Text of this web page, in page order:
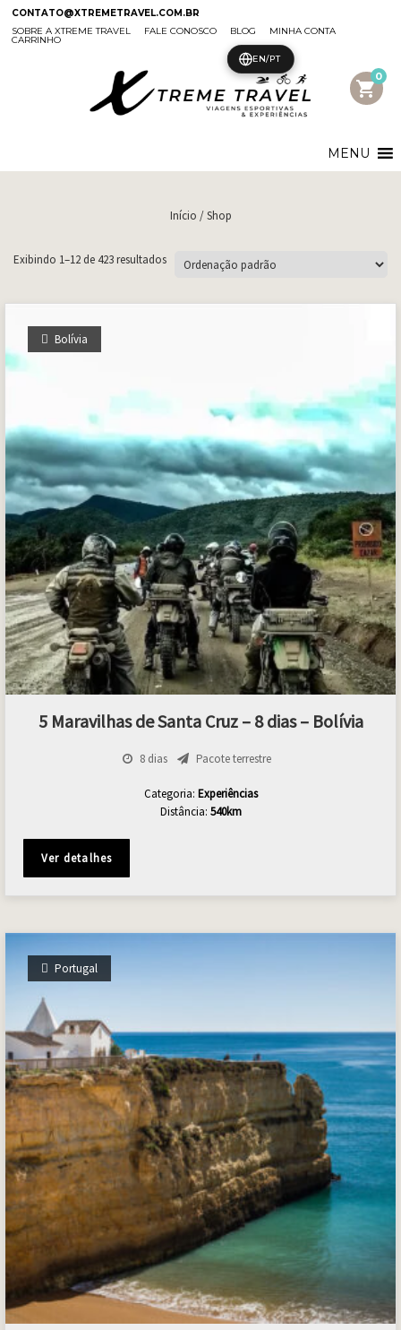
CONTATO@XTREMETRAVEL.COM.BR
SOBRE A XTREME TRAVEL
FALE CONOSCO BLOG MINHA CONTA
CARRINHO
shopping_cart
0
MENU
Início / Shop
Exibindo 1–12 de 423 resultados
Bolívia
5 Maravilhas de Santa Cruz – 8 dias – Bolívia
8 dias Pacote terrestre
Categoria: Experiências
Distância: 540km
Ver detalhes
Portugal
EN/PT